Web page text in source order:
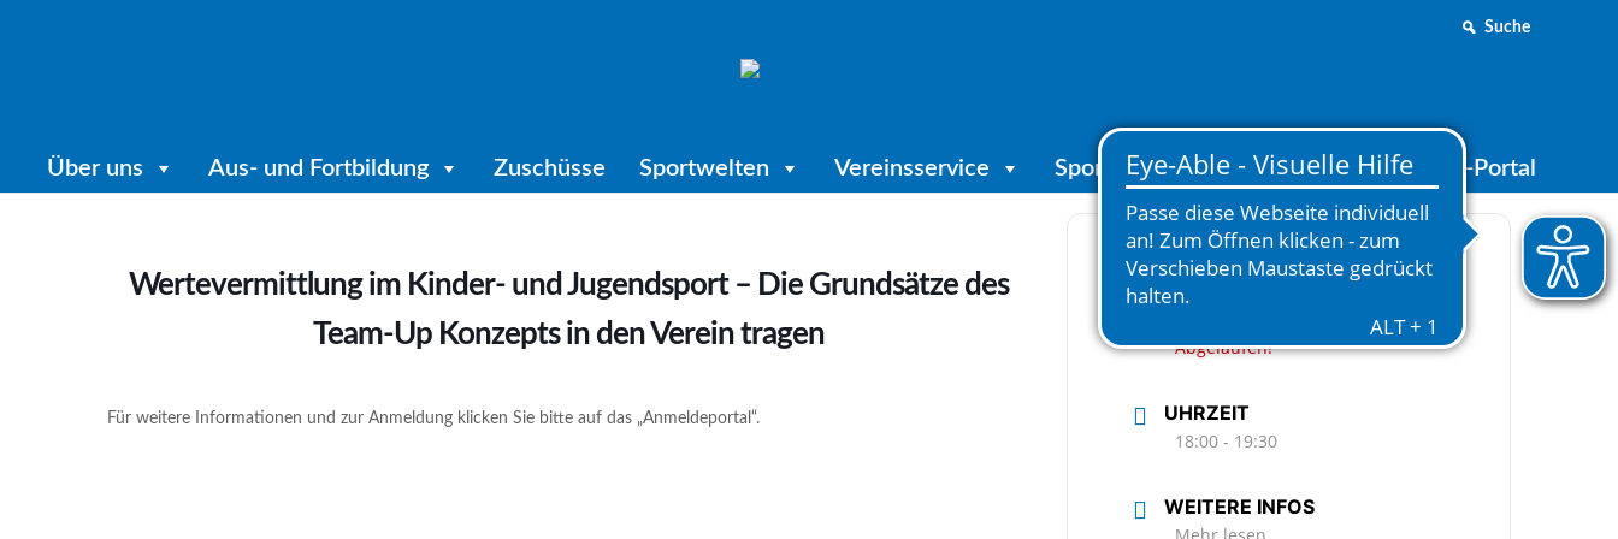
Suche
Über uns Aus- und Fortbildung Zuschüsse Sportwelten Vereinsservice Sportjugend Medien Online-Portal
Wertevermittlung im Kinder- und Jugendsport – Die Grundsätze des
Team-Up Konzepts in den Verein tragen
Für weitere Informationen und zur Anmeldung klicken Sie bitte auf das „Anmeldeportal“.
DATUM
Abgelaufen!
UHRZEIT
18:00 - 19:30
WEITERE INFOS
Mehr lesen